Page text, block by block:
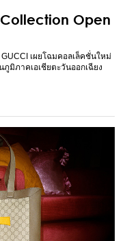
Open
เผยโฉมคอลเล็คชั่นใหม่
ภูมิภาคเอเชียตะวันออกเฉียง